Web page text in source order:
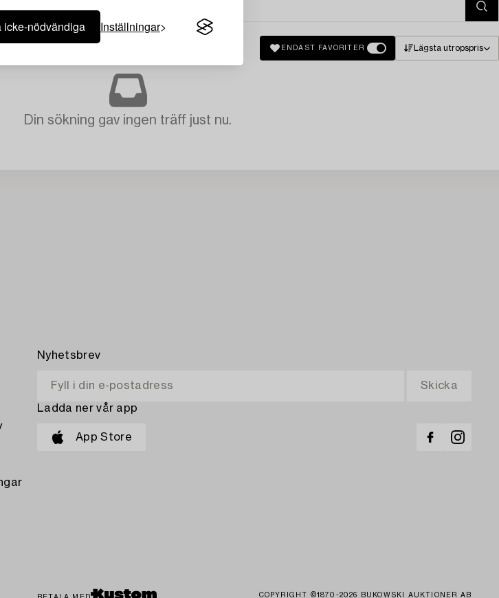
icke-nödvändiga Inställningar
ENDAST FAVORITER Lägsta utropspris
Din sökning gav ingen träff just nu.
Nyhetsbrev
Ladda ner vår app
App Store
COPYRIGHT ©1870-2026 BUKOWSKI AUKTIONER AB